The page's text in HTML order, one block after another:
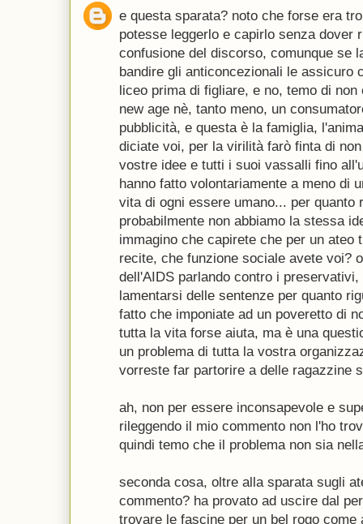
e questa sparata? noto che forse era
potesse leggerlo e capirlo senza dover
confusione del discorso, comunque se
bandire gli anticoncezionali le assicuro
liceo prima di figliare, e no, temo di
new age nè, tanto meno, un
pubblicità, e questa è la famiglia,
diciate voi, per la virilità farò finta di
vostre idee e tutti i suoi vassalli fino
hanno fatto volontariamente a meno di
vita di ogni essere umano... per quanto
probabilmente non abbiamo la stessa
immagino che capirete che per un
recite, che funzione sociale avete voi?
dell'AIDS parlando contro i
lamentarsi delle sentenze per quanto
fatto che imponiate ad un poveretto di
tutta la vita forse aiuta, ma è una
un problema di tutta la vostra
vorreste far partorire a delle ragazzine
ah, non per essere inconsapevole e
rileggendo il mio commento non l'ho
quindi temo che il problema non sia
seconda cosa, oltre alla sparata sugli
commento? ha provato ad uscire dal
trovare le fascine per un bel rogo come